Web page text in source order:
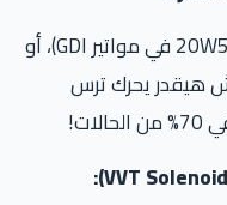
لو الزيت قديم، أو لزوجته تقيلة (زي 20W50 في مواتير GDI)، أو
يحرك ترس